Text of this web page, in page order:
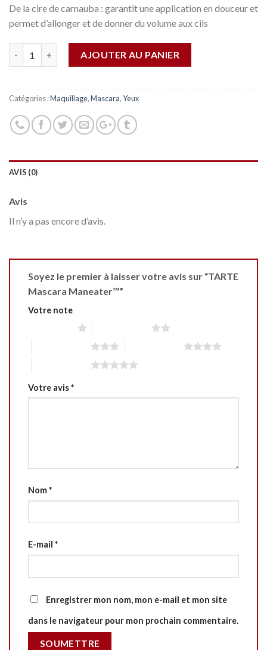
De la cire de carnauba : garantit une application en douceur et
permet d’allonger et de donner du volume aux cils
AJOUTER AU PANIER
Catégories :Maquillage,Mascara,Yeux
AVIS (0)
Avis
Il n’y a pas encore d’avis.
Soyez le premier à laisser votre avis sur “TARTE
Mascara Maneater™”
Votre note
Votre avis*
Nom*
E-mail *
Enregistrer mon nom, mon e-mail et mon site
dans le navigateur pour mon prochain commentaire.